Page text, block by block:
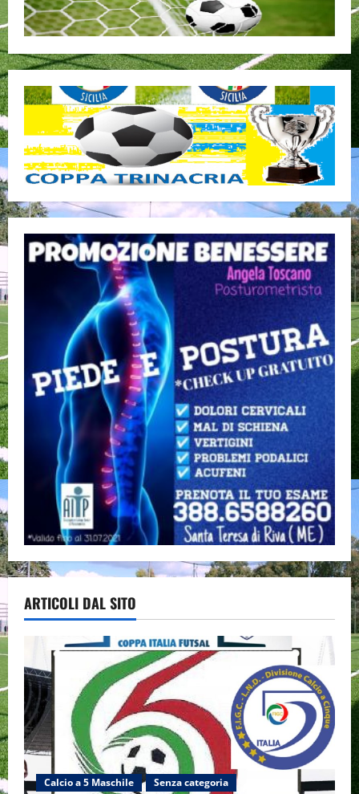
ARTICOLI DAL SITO
Calcio a 5 Maschile Senza categoria